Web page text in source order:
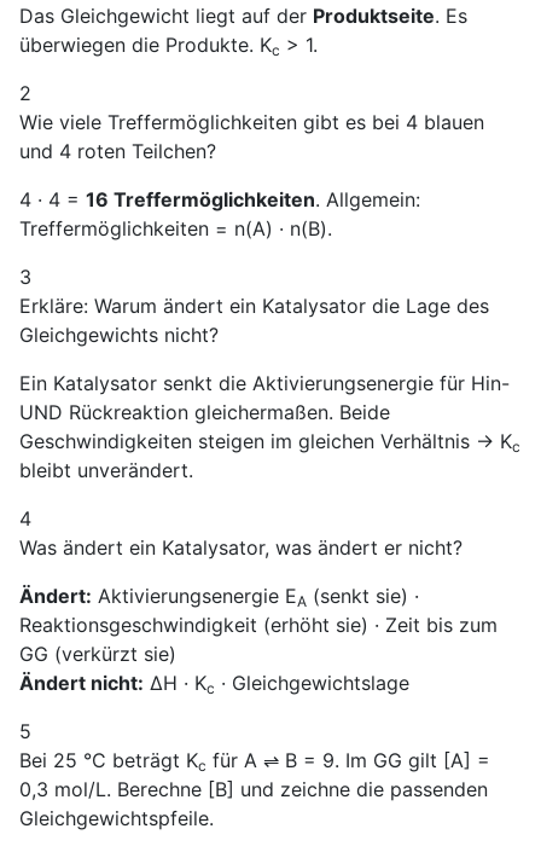
Das Gleichgewicht liegt auf der Produktseite. Es
überwiegen die Produkte. Kc > 1.
2
Wie viele Treffermöglichkeiten gibt es bei 4 blauen
und 4 roten Teilchen?
4 · 4 = 16 Treffermöglichkeiten. Allgemein:
Treffermöglichkeiten = n(A) · n(B).
3
Erkläre: Warum ändert ein Katalysator die Lage des
Gleichgewichts nicht?
Ein Katalysator senkt die Aktivierungsenergie für Hin-
UND Rückreaktion gleichermaßen. Beide
Geschwindigkeiten steigen im gleichen Verhältnis → Kc
bleibt unverändert.
4
Was ändert ein Katalysator, was ändert er nicht?
Ändert: Aktivierungsenergie EA (senkt sie) ·
Reaktionsgeschwindigkeit (erhöht sie) · Zeit bis zum
GG (verkürzt sie)
Ändert nicht: ΔH · Kc · Gleichgewichtslage
5
Bei 25 °C beträgt Kc für A ⇌ B = 9. Im GG gilt [A] =
0,3 mol/L. Berechne [B] und zeichne die passenden
Gleichgewichtspfeile.